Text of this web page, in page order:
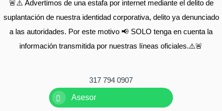
🚨⚠️ Advertimos de una estafa por internet mediante el delito de
suplantación de nuestra identidad corporativa, delito ya denunciado
a las autoridades. Por este motivo 📢 SOLO tenga en cuenta la
información transmitida por nuestras líneas oficiales.⚠️🚨
317 794 0907
Asesor